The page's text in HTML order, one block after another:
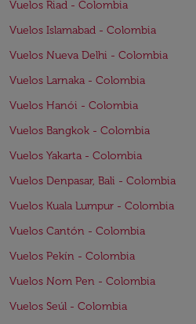
Vuelos Riad - Colombia
Vuelos Islamabad - Colombia
Vuelos Nueva Delhi - Colombia
Vuelos Larnaka - Colombia
Vuelos Hanói - Colombia
Vuelos Bangkok - Colombia
Vuelos Yakarta - Colombia
Vuelos Denpasar, Bali - Colombia
Vuelos Kuala Lumpur - Colombia
Vuelos Cantón - Colombia
Vuelos Pekín - Colombia
Vuelos Nom Pen - Colombia
Vuelos Seúl - Colombia